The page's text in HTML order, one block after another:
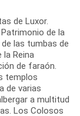
de Luxor.
de la
las tumbas de
Reina
de faraón.
templos
de varias
a multitud
Los Colosos